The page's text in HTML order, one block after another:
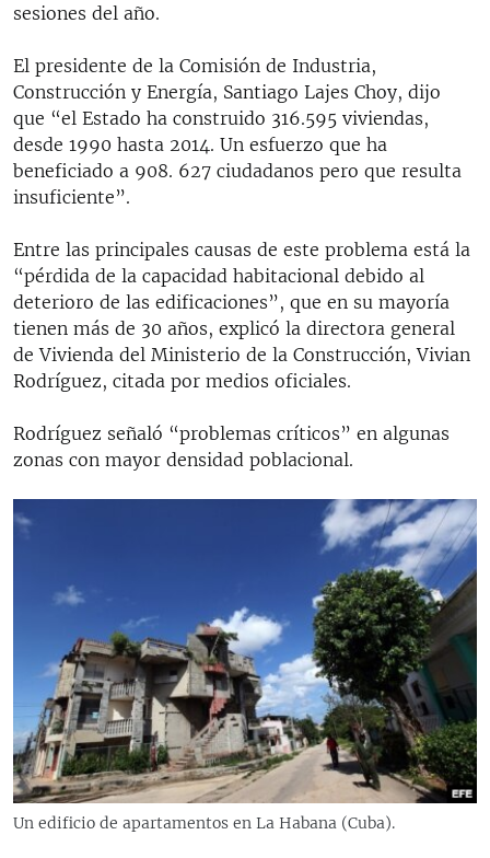
sesiones del año.
El presidente de la Comisión de Industria,
Construcción y Energía, Santiago Lajes Choy, dijo
que “el Estado ha construido 316.595 viviendas,
desde 1990 hasta 2014. Un esfuerzo que ha
beneficiado a 908. 627 ciudadanos pero que resulta
insuficiente”.
Entre las principales causas de este problema está la
“pérdida de la capacidad habitacional debido al
deterioro de las edificaciones”, que en su mayoría
tienen más de 30 años, explicó la directora general
de Vivienda del Ministerio de la Construcción, Vivian
Rodríguez, citada por medios oficiales.
Rodríguez señaló “problemas críticos” en algunas
zonas con mayor densidad poblacional.
Un edificio de apartamentos en La Habana (Cuba).